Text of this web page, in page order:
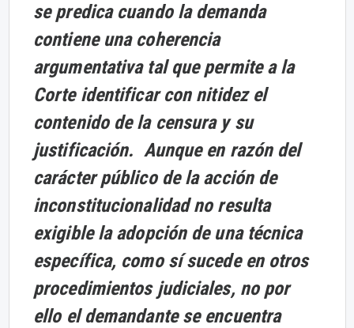
se predica cuando la demanda
contiene una coherencia
argumentativa tal que permite a la
Corte identificar con nitidez el
contenido de la censura y su
justificación. Aunque en razón del
carácter público de la acción de
inconstitucionalidad no resulta
exigible la adopción de una técnica
específica, como sí sucede en otros
procedimientos judiciales, no por
ello el demandante se encuentra